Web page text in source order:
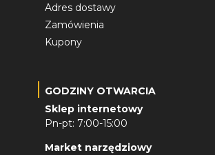
Adres dostawy
Zamówienia
Kupony
GODZINY OTWARCIA
Sklep internetowy
Pn-pt: 7:00-15:00
Market narzędziowy